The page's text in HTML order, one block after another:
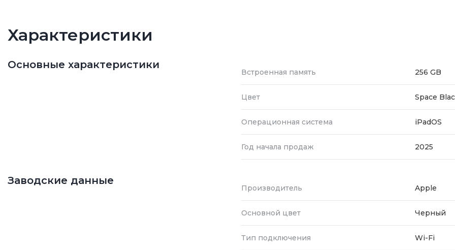
Характеристики
Основные характеристики
Встроенная память 256 GB
Цвет Space
Операционная система iPadOS
Год начала продаж 2025
Заводские данные
Производитель Apple
Основной цвет Черный
Тип подключения Wi-Fi